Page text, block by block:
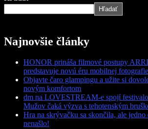
Hľadať
Najnovšie články
HONOR prináša filmové postupy
predstavuje novú éru mobilnej fotografie
Objavte čaro glampingu a užite si
novým komfortom
dm na LOVESTREAM-e spojí
Mužov čaká výzva s tehotenským
Hra na skrývačku sa skončila, ale
nenašlo!